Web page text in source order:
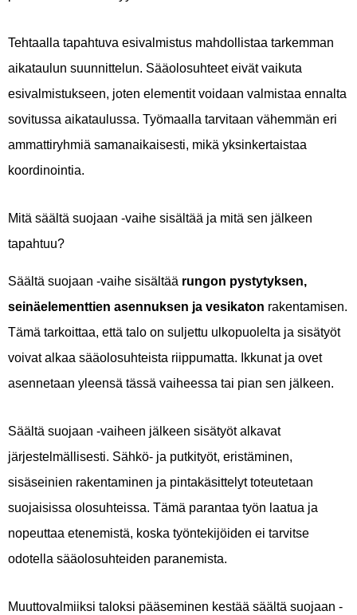
Tehtaalla tapahtuva esivalmistus mahdollistaa tarkemman
aikataulun suunnittelun. Sääolosuhteet eivät vaikuta
esivalmistukseen, joten elementit voidaan valmistaa ennalta
sovitussa aikataulussa. Työmaalla tarvitaan vähemmän eri
ammattiryhmiä samanaikaisesti, mikä yksinkertaistaa
koordinointia.
Mitä säältä suojaan -vaihe sisältää ja mitä sen jälkeen
tapahtuu?
Säältä suojaan -vaihe sisältää rungon pystytyksen,
seinäelementtien asennuksen ja vesikaton rakentamisen.
Tämä tarkoittaa, että talo on suljettu ulkopuolelta ja sisätyöt
voivat alkaa sääolosuhteista riippumatta. Ikkunat ja ovet
asennetaan yleensä tässä vaiheessa tai pian sen jälkeen.
Säältä suojaan -vaiheen jälkeen sisätyöt alkavat
järjestelmällisesti. Sähkö- ja putkityöt, eristäminen,
sisäseinien rakentaminen ja pintakäsittelyt toteutetaan
suojaisissa olosuhteissa. Tämä parantaa työn laatua ja
nopeuttaa etenemistä, koska työntekijöiden ei tarvitse
odotella sääolosuhteiden paranemista.
Muuttovalmiiksi taloksi pääseminen kestää säältä suojaan -